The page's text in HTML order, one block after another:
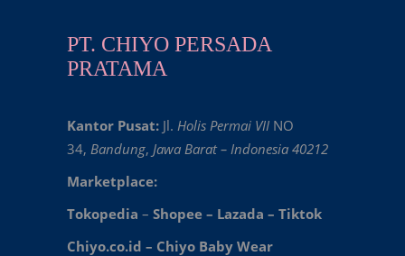
PT. CHIYO PERSADA
PRATAMA
Kantor Pusat: Jl. Holis Permai VII NO
34, Bandung, Jawa Barat – Indonesia 40212
Marketplace:
Tokopedia – Shopee – Lazada – Tiktok
Chiyo.co.id – Chiyo Baby Wear